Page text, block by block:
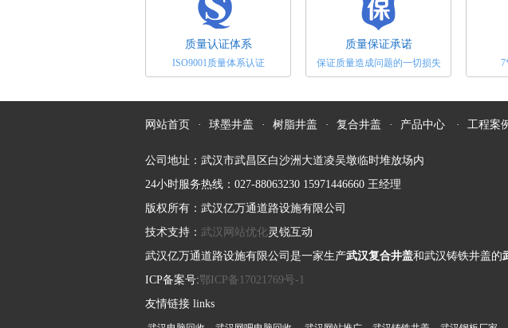
此，选择合适...
1、耐蚀性有些井盖模具如塑料模在工作
具型腔表面，加大其表面粗糙度，加剧磨损
电力井盖的配件齐全，铸造规矩，表面光
证，外型规矩。把润滑脂涂于轮轴、密封圈
内和滚珠或滚柱轴承的磨擦部位，能减少磨
行一次润滑。树...
安装铸铁排水管应注意的几个问题
剂在浇注前加入铁水中，使石墨球化，应力
集中降低，使管材具有强度大、延伸率高、
耐冲击、耐腐蚀、密封性好等优点；内壁采
用水泥砂浆衬里，改善了管道输水环境、提
质量认证体系
ISO9001质量体系认证
质量保证承诺
保证质量造成问题的一切损失
网站首页 · 球墨井盖 · 树脂井盖 · 复合井盖 · 产品中心 · 工程案
公司地址：武汉市武昌区白沙洲大道凌吴墩临时堆放场内
24小时服务热线：027-88063230 15971446660 王经理
版权所有：武汉亿万通道路设施有限公司
技术支持： 武汉网站优化灵锐互动
武汉亿万通道路设施有限公司是一家生产武汉复合井盖和武汉铸铁井盖的
ICP备案号:鄂ICP备17021769号-1
友情链接 links